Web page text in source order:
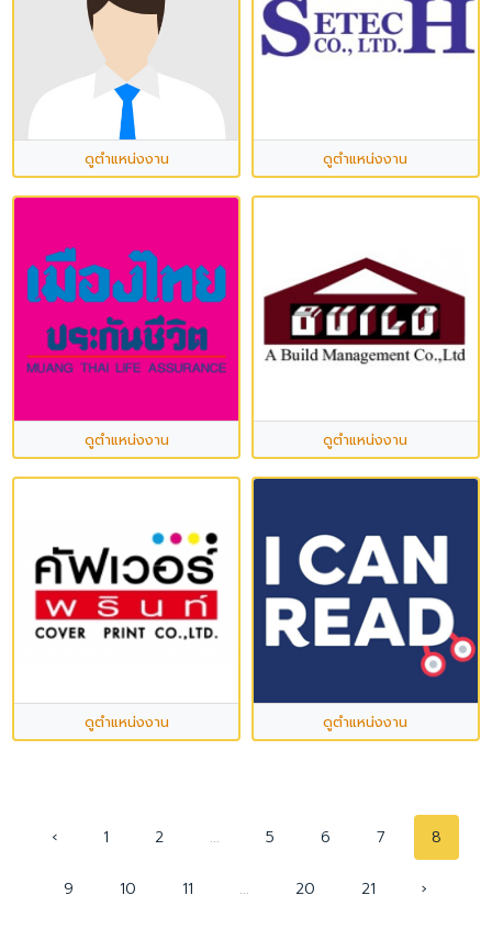
ดูตำแหน่งงาน ดูตำแหน่งงาน
ดูตำแหน่งงาน ดูตำแหน่งงาน
ดูตำแหน่งงาน ดูตำแหน่งงาน
‹ 1 2 ... 5 6 7 8
9 10 11 ... 20 21 ›